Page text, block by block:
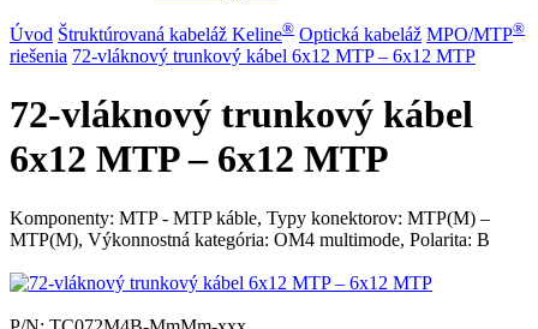
Úvod Štruktúrovaná kabeláž Keline® Optická kabeláž MPO/MTP®
riešenia 72-vláknový trunkový kábel 6x12 MTP – 6x12 MTP
72-vláknový trunkový kábel
6x12 MTP – 6x12 MTP
Komponenty: MTP - MTP káble, Typy konektorov: MTP(M) –
MTP(M), Výkonnostná kategória: OM4 multimode, Polarita: B